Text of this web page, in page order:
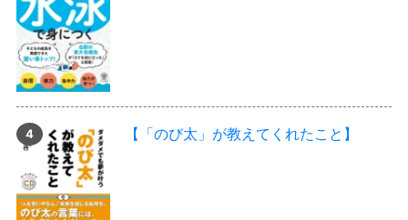
【「のび太」が教えてくれたこと】